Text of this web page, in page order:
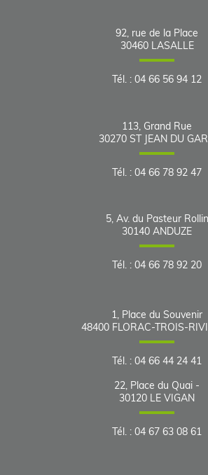
92, rue de la Place
30460 LASALLE
Tél. : 04 66 56 94 12
113, Grand Rue
30270 ST JEAN DU
Tél. : 04 66 78 92 47
5, Av. du Pasteur Rollin
30140 ANDUZE
Tél. : 04 66 78 92 20
1, Place du Souvenir
48400 FLORAC-TROIS-
Tél. : 04 66 44 24 41
22, Place du Quai -
30120 LE VIGAN
Tél. : 04 67 63 08 61